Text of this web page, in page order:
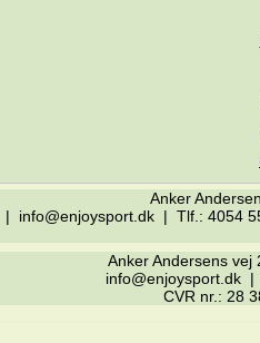
Anker
| info@enjoysport.dk | Tlf.: 4054
Anker Andersens vej
info@enjoysport.dk
CVR nr.: 28